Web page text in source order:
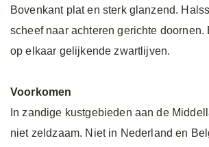
Bovenkant plat en sterk glanzend.
scheef naar achteren gerichte doornen.
op elkaar gelijkende zwartlijven.
Voorkomen
In zandige kustgebieden aan de
niet zeldzaam. Niet in Nederland en